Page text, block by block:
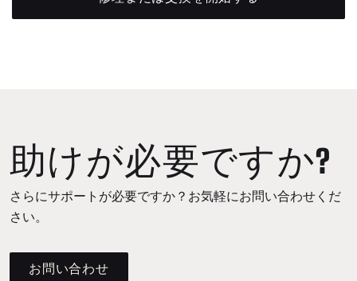
助けが必要ですか?
さらにサポートが必要ですか？お気軽にお問い合わせくだ
さい。
お問い合わせ